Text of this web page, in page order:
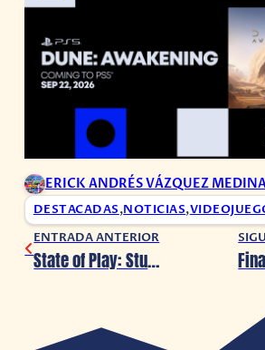
ERICK ANDRÉS VÁZQUEZ
DESTACADAS,NOTICIAS,
ENTRADA ANTERIOR
State of Play: Stuntman está de regreso